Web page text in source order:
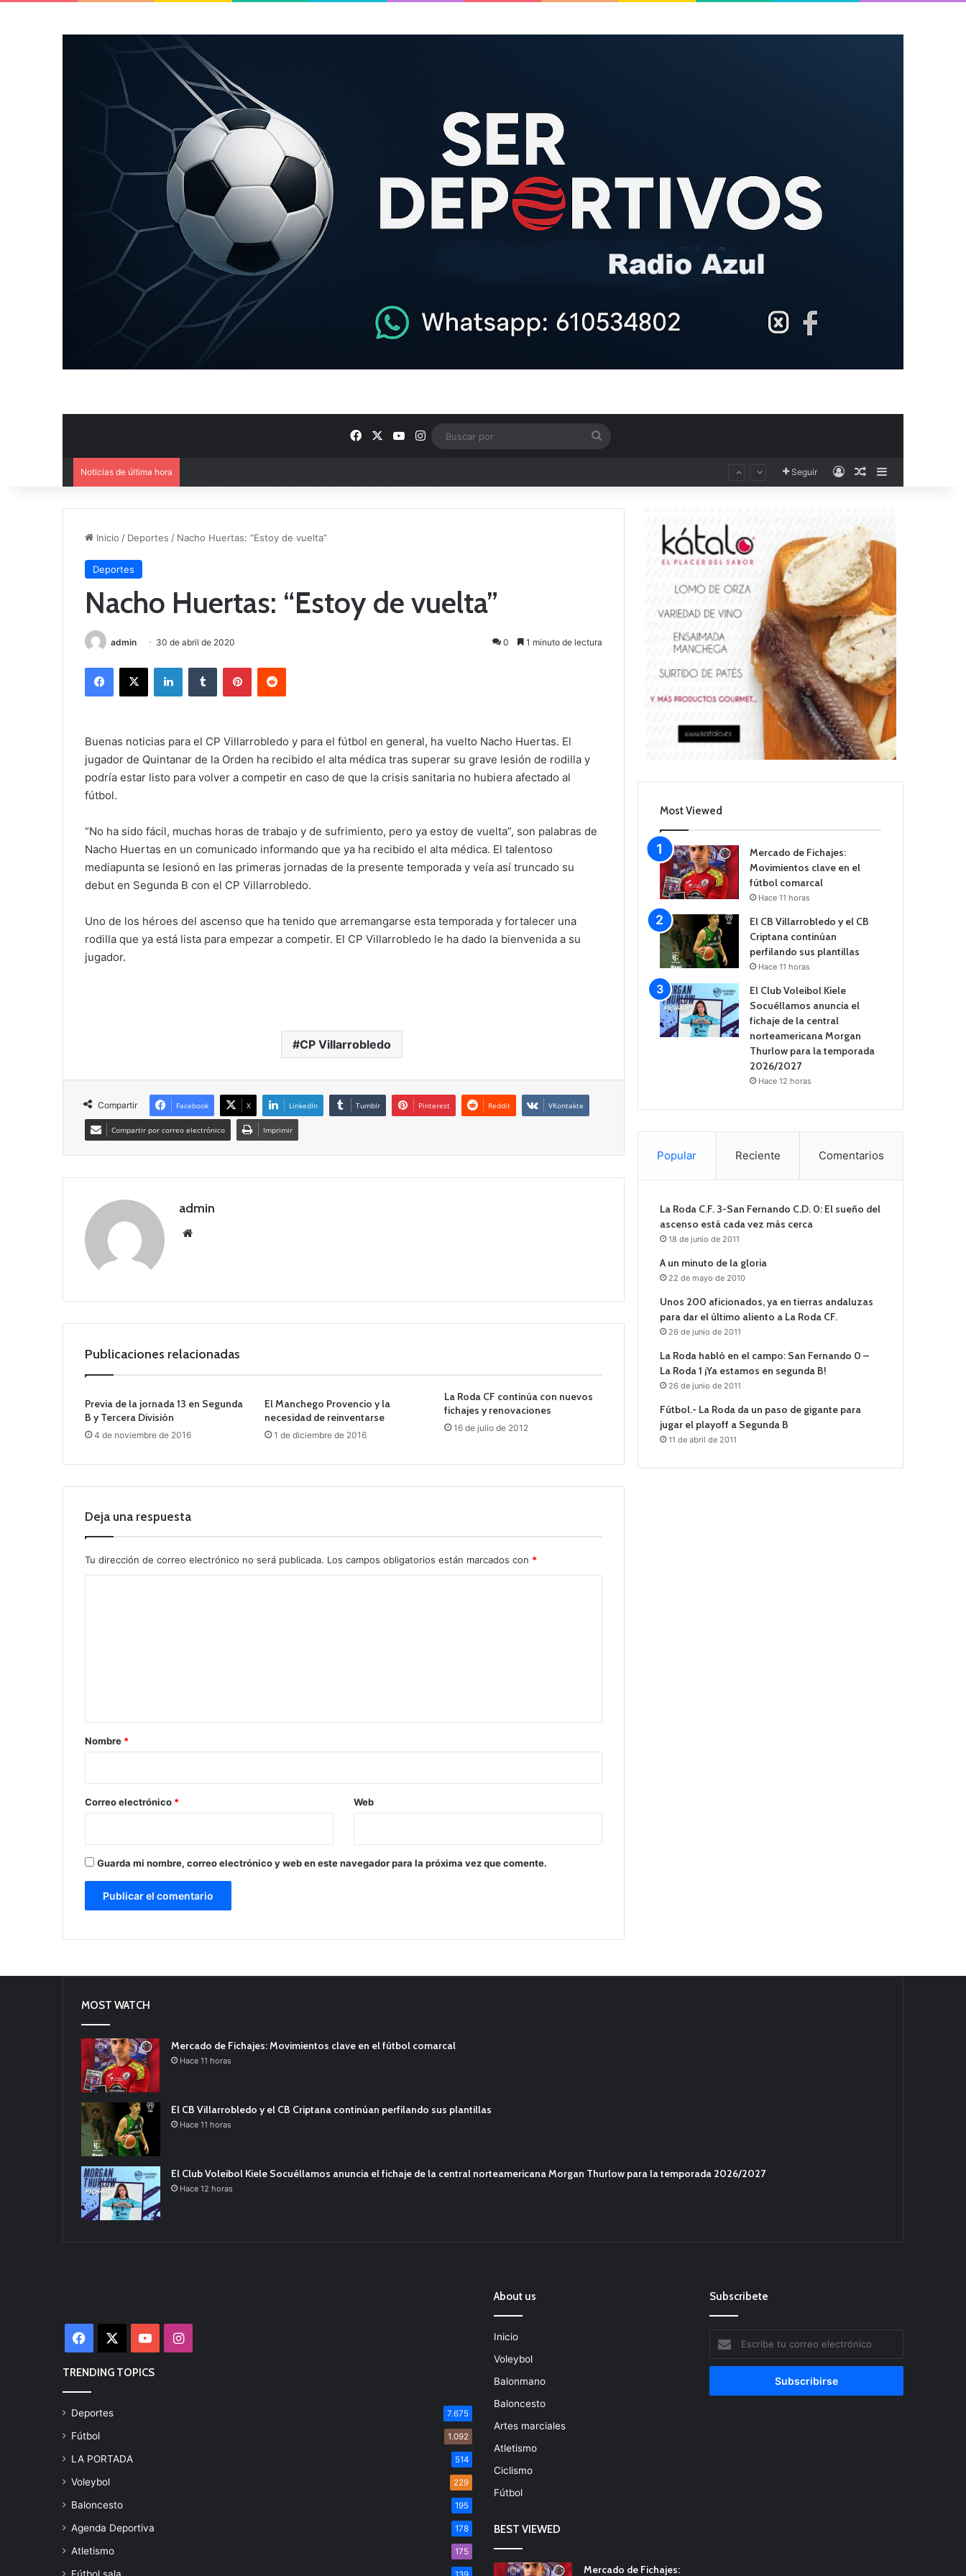
FacebookYouTube
Instagram
Noticias de última hora Seguir AccesoPublicación al
Inicio / Deportes / Nacho Huertas: “Estoy de vuelta”
Deportes
Nacho Huertas: “Estoy de vuelta”
admin 30 de abril de 2020 0 1 minuto de lectura
Buenas noticias para el CP Villarrobledo y para el fútbol en general, ha vuelto Nacho Huertas. El
jugador de Quintanar de la Orden ha recibido el alta médica tras superar su grave lesión de rodilla y
podría estar listo para volver a competir en caso de que la crisis sanitaria no hubiera afectado al
fútbol.
“No ha sido fácil, muchas horas de trabajo y de sufrimiento, pero ya estoy de vuelta”, son palabras de
Nacho Huertas en un comunicado informando que ya ha recibido el alta médica. El talentoso
mediapunta se lesionó en las primeras jornadas de la presente temporada y veía así truncado su
debut en Segunda B con el CP Villarrobledo.
Uno de los héroes del ascenso que ha tenido que arremangarse esta temporada y fortalecer una
rodilla que ya está lista para empezar a competir. El CP Villarrobledo le ha dado la bienvenida a su
jugador.
CP Villarrobledo
Compartir Facebook X LinkedIn Tumblr Pinterest Reddit VKontakte
Compartir por correo electrónico Imprimir
admin
Publicaciones relacionadas
Previa de la jornada 13 en Segunda
B y Tercera División
4 de noviembre de 2016
El Manchego Provencio y la
necesidad de reinventarse
1 de diciembre de 2016
La Roda CF continúa con nuevos
fichajes y renovaciones
16 de julio de 2012
Deja una respuesta
Tu dirección de correo electrónico no será publicada. Los campos obligatorios están marcados con *
r
*
Nombre *
Correo electrónico * Web
Guarda mi nombre, correo electrónico y web en este navegador para la próxima vez que comente.
Most Viewed
Mercado de Fichajes:
Movimientos clave en el
fútbol comarcal
Hace 11 horas
El CB Villarrobledo y el CB
Criptana continúan
perfilando sus plantillas
Hace 11 horas
El Club Voleibol Kiele
Socuéllamos anuncia el
fichaje de la central
norteamericana Morgan
Thurlow para la temporada
2026/2027
Hace 12 horas
Popular Reciente Comentarios
La Roda C.F. 3-San Fernando C.D. 0: El sueño del
ascenso está cada vez más cerca
18 de junio de 2011
A un minuto de la gloria
22 de mayo de 2010
Unos 200 aficionados, ya en tierras andaluzas
para dar el último aliento a La Roda CF.
26 de junio de 2011
La Roda habló en el campo: San Fernando 0 –
La Roda 1 ¡Ya estamos en segunda B!
26 de junio de 2011
Fútbol.- La Roda da un paso de gigante para
jugar el playoff a Segunda B
11 de abril de 2011
MOST WATCH
Mercado de Fichajes: Movimientos clave en el fútbol comarcal
Hace 11 horas
El CB Villarrobledo y el CB Criptana continúan perfilando sus plantillas
Hace 11 horas
El Club Voleibol Kiele Socuéllamos anuncia el fichaje de la central norteamericana Morgan Thurlow para la temporada 2026/2027
Hace 12 horas
Facebook YouTubeInstagram
TRENDING TOPICS
Deportes 7.675
Fútbol 1.092
LA PORTADA 514
Voleybol 229
Baloncesto 195
Agenda Deportiva 178
Atletismo 175
About us
Inicio
Voleybol
Balonmano
Baloncesto
Artes marciales
Atletismo
Ciclismo
Fútbol
BEST VIEWED
Mercado de Fichajes:
Subscribete
Escribe
tu
correo